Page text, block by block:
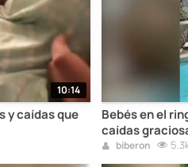
10:14
y caídas que
Bebés en el
caídas
biberon